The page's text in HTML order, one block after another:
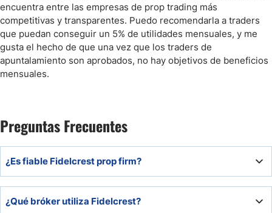
encuentra entre las empresas de prop trading más
competitivas y transparentes. Puedo recomendarla a traders
que puedan conseguir un 5% de utilidades mensuales, y me
gusta el hecho de que una vez que los traders de
apuntalamiento son aprobados, no hay objetivos de beneficios
mensuales.
Preguntas Frecuentes
¿Es fiable Fidelcrest prop firm?
en Chipre desde 2018 con una alta calificación en
¿Qué bróker utiliza Fidelcrest?